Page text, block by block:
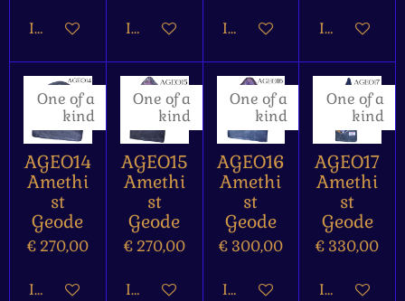
In winkelwagenIn winkelwagenIn winkelwagen
In
One of a
kind
AGEO14
Amethi
st
Geode
€ 270,00
In winkelwagen
One of a
kind
AGEO15
Amethi
st
Geode
€ 270,00
In winkelwagen
One of a
kind
AGEO16
Amethi
st
Geode
€ 300,00
In winkelwagen
One of a
kind
AGEO17
Amethi
st
Geode
€ 330,00
In